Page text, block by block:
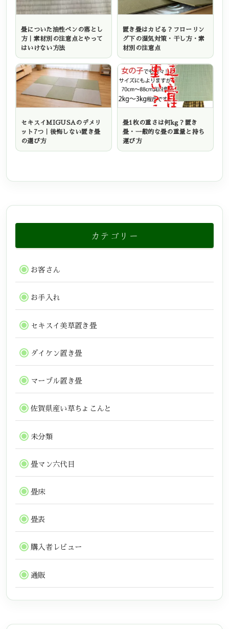
畳についた油性ペンの落とし
方｜素材別の注意点とやって
はいけない方法
置き畳はカビる？フローリン
グ下の湿気対策・干し方・素
材別の注意点
セキスイMIGUSAのデメリ
ット7つ｜後悔しない置き畳
の選び方
畳1枚の重さは何kg？置き
畳・一般的な畳の重量と持ち
運び方
カテゴリー
お客さん
お手入れ
セキスイ美草置き畳
ダイケン置き畳
マーブル置き畳
佐賀県産い草ちょこんと
未分類
畳マン六代目
畳床
畳表
購入者レビュー
通販